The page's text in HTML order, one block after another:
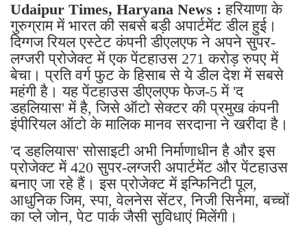
Udaipur Times, Haryana News :हरियाणा के
गुरुग्राम में भारत की सबसे बड़ी अपार्टमेंट डील हुई।
दिग्गज रियल एस्टेट कंपनी डीएलएफ ने अपने सुपर-
लग्जरी प्रोजेक्ट में एक पेंटहाउस 271 करोड़ रुपए में
बेचा। प्रति वर्ग फुट के हिसाब से ये डील देश में सबसे
महंगी है। यह पेंटहाउस डीएलएफ फेज-5 में 'द
डहलियास' में है, जिसे ऑटो सेक्टर की प्रमुख कंपनी
इंपीरियल ऑटो के मालिक मानव सरदाना ने खरीदा है।
'द डहलियास' सोसाइटी अभी निर्माणाधीन है और इस
प्रोजेक्ट में 420 सुपर-लग्जरी अपार्टमेंट और पेंटहाउस
बनाए जा रहे हैं। इस प्रोजेक्ट में इन्फिनिटी पूल,
आधुनिक जिम, स्पा, वेलनेस सेंटर, निजी सिनेमा, बच्चों
का प्ले जोन, पेट पार्क जैसी सुविधाएं मिलेंगी।